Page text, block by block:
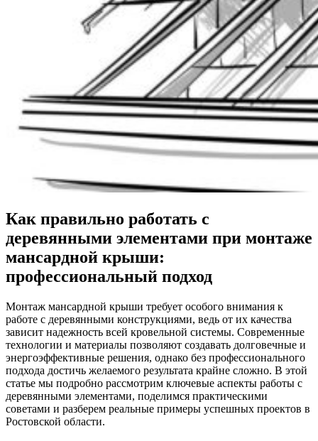
Как правильно работать с
деревянными элементами при монтаже
мансардной крыши:
профессиональный подход
Монтаж мансардной крыши требует особого внимания к
работе с деревянными конструкциями, ведь от их качества
зависит надежность всей кровельной системы. Современные
технологии и материалы позволяют создавать долговечные и
энергоэффективные решения, однако без профессионального
подхода достичь желаемого результата крайне сложно. В этой
статье мы подробно рассмотрим ключевые аспекты работы с
деревянными элементами, поделимся практическими
советами и разберем реальные примеры успешных проектов в
Ростовской области.